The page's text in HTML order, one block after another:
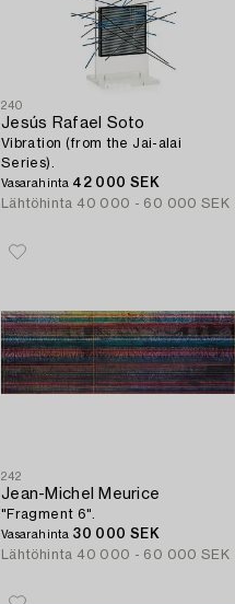
240
Jesús Rafael Soto
Vibration (from the Jai-alai
Series).
Vasarahinta 42 000 SEK
Lähtöhinta 40 000 - 60 000 SEK
242
Jean-Michel Meurice
"Fragment 6".
Vasarahinta 30 000 SEK
Lähtöhinta 40 000 - 60 000 SEK